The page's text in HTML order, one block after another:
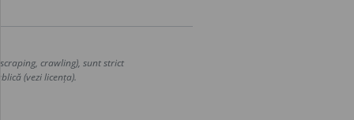
crawling), sunt strict
(vezi licența).